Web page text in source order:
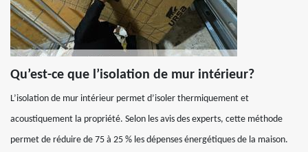
Qu’est-ce que l’isolation de mur intérieur?
L’isolation de mur intérieur permet d’isoler thermiquement et
acoustiquement la propriété. Selon les avis des experts, cette méthode
permet de réduire de 75 à 25 % les dépenses énergétiques de la maison.